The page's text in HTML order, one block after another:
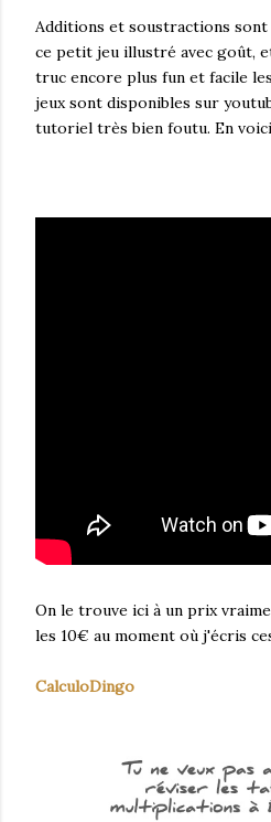
Additions et soustractions
ce petit jeu illustré avec goût,
truc encore plus fun et facile
jeux sont disponibles sur
tutoriel très bien foutu. En
On le trouve ici à un prix
les 10€ au moment où j'écris
CalculoDingo